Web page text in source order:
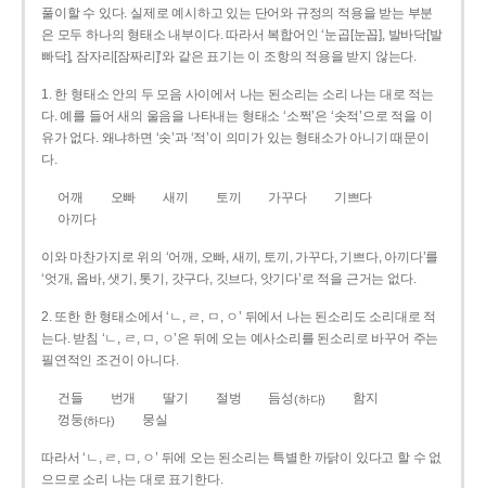
풀이할 수 있다. 실제로 예시하고 있는 단어와 규정의 적용을 받는 부분
은 모두 하나의 형태소 내부이다. 따라서 복합어인 ‘눈곱[눈꼽], 발바닥[발
빠닥], 잠자리[잠짜리]’와 같은 표기는 이 조항의 적용을 받지 않는다.
1. 한 형태소 안의 두 모음 사이에서 나는 된소리는 소리 나는 대로 적는
다. 예를 들어 새의 울음을 나타내는 형태소 ‘소쩍’은 ‘솟적’으로 적을 이
유가 없다. 왜냐하면 ‘솟’과 ‘적’이 의미가 있는 형태소가 아니기 때문이
다.
어깨 오빠 새끼 토끼 가꾸다
기쁘다
아끼다
이와 마찬가지로 위의 ‘어깨, 오빠, 새끼, 토끼, 가꾸다, 기쁘다, 아끼다’를
‘엇개, 옵바, 샛기, 톳기, 갓구다, 깃브다, 앗기다’로 적을 근거는 없다.
2. 또한 한 형태소에서 ‘ㄴ, ㄹ, ㅁ, ㅇ’ 뒤에서 나는 된소리도 소리대로 적
는다. 받침 ‘ㄴ, ㄹ, ㅁ, ㅇ’은 뒤에 오는 예사소리를 된소리로 바꾸어 주는
필연적인 조건이 아니다.
건들 번개 딸기 절벙 듬성(하다)
함지
껑둥(하다) 뭉실
따라서 ‘ㄴ, ㄹ, ㅁ, ㅇ’ 뒤에 오는 된소리는 특별한 까닭이 있다고 할 수 없
으므로 소리 나는 대로 표기한다.